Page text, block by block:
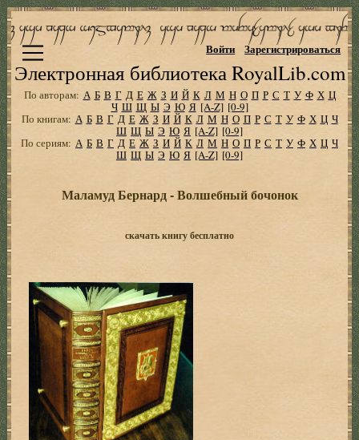
Электронная библиотека RoyalLib.com
Войти Зарегистрироваться
По авторам: А Б В Г Д Е Ж З И Й К Л М Н О П Р С Т У Ф Х Ц
Ч Ш Щ Ы Э Ю Я [A-Z] [0-9]
По книгам: А Б В Г Д Е Ж З И Й К Л М Н О П Р С Т У Ф Х Ц Ч
Ш Щ Ы Э Ю Я [A-Z] [0-9]
По сериям: А Б В Г Д Е Ж З И Й К Л М Н О П Р С Т У Ф Х Ц Ч
Ш Щ Ы Э Ю Я [A-Z] [0-9]
Маламуд Бернард - Волшебный бочонок
скачать книгу бесплатно